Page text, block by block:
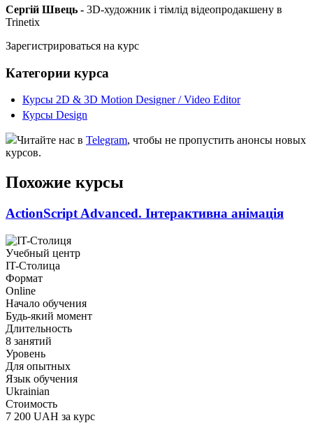
Сергій Швець - 3D-художник і тімлід відеопродакшену в
Trinetix
Зарегистрироваться на курс
Категории курса
Курсы 2D & 3D Motion Designer / Video Editor
Курсы Design
Читайте нас в Telegram, чтобы не пропустить анонсы новых
курсов.
Похожие курсы
ActionScript Advanced. Інтерактивна анімація
Учебный центр
IT-Столица
Формат
Online
Начало обучения
Будь-який момент
Длительность
8 занятий
Уровень
Для опытных
Язык обучения
Ukrainian
Стоимость
7 200 UAH за курс